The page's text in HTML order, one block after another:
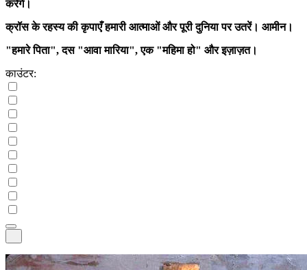
करेंगे।
क्रॉस के रहस्य की कृपाएँ हमारी आत्माओं और पूरी दुनिया पर उतरें। आमीन।
"हमारे पिता", दस "आवा मारिया", एक "महिमा हो" और इज़ाज़त।
काउंटर: